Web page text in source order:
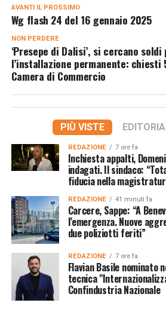
AVANTI IL ​​PROSSIMO
Wg flash 24 del 16 gennaio 2025
NON PERDERE
‘Presepe di Dalisi’, si cercano
l’installazione permanente: chiesti
Camera di Commercio
PIÙ VISTE
REDAZIONE 7 ore fa
Inchiesta appalti,
indagati. Il sindaco:
fiducia nella
REDAZIONE 41 minuti fa
Carcere, Sappe: “A
l’emergenza. Nuove
due poliziotti feriti”
REDAZIONE 7 ore fa
Flavian Basile nominato
tecnica
Confindustria Nazionale